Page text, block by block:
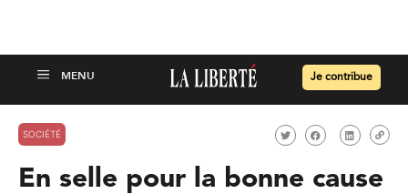
Je contribue
SOCIÉTÉ
En selle pour la bonne cause